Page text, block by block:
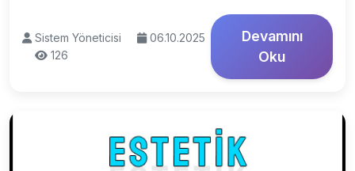
Sistem Yöneticisi
06.10.2025
126
Devamını
Oku